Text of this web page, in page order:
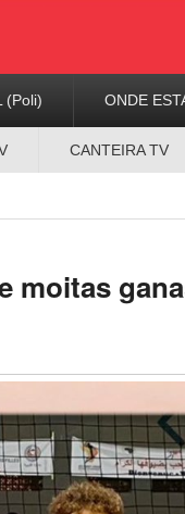
(Poli) ONDE
CANTEIRA TV
moitas